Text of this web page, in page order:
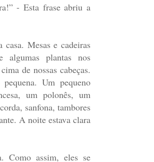
- Esta frase abriu a
Mesas e cadeiras
algumas plantas nos
de nossas cabeças.
Um pequeno
um polonês, um
sanfona, tambores
A noite estava clara
Como assim, eles se